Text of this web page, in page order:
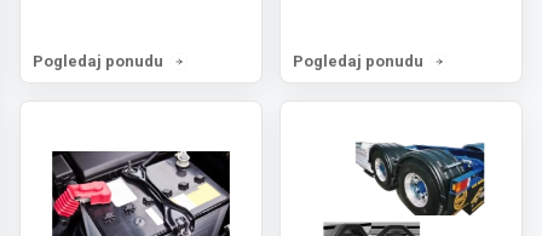
Pogledaj ponudu Pogledaj ponudu